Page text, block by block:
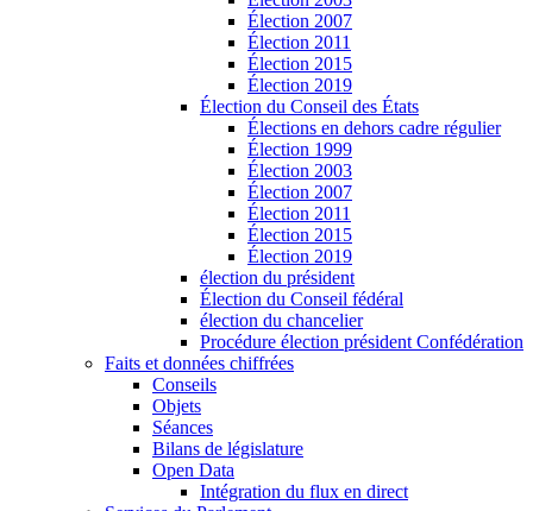
Élection 2007
Élection 2011
Élection 2015
Élection 2019
Élection du Conseil des États
Élections en dehors cadre régulier
Élection 1999
Élection 2003
Élection 2007
Élection 2011
Élection 2015
Élection 2019
élection du président
Élection du Conseil fédéral
élection du chancelier
Procédure élection président Confédération
Faits et données chiffrées
Conseils
Objets
Séances
Bilans de législature
Open Data
Intégration du flux en direct